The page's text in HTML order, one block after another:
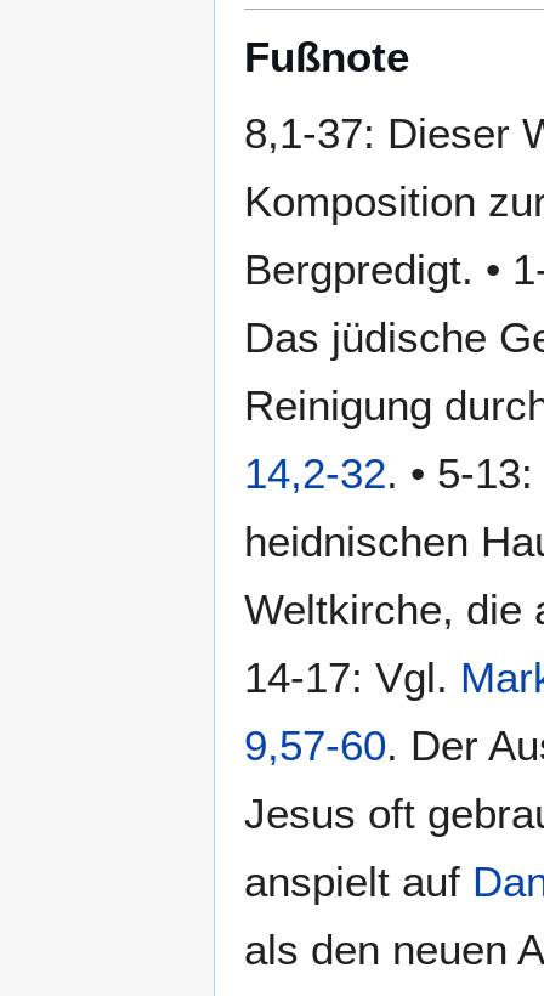
Fußnote
8,1-37: Dieser
Komposition
Bergpredigt. •
Das jüdische
Reinigung
14,2-32. • 5-
heidnischen
Weltkirche, die
14-17: Vgl.
9,57-60. Der
Jesus oft
anspielt auf
als den neuen